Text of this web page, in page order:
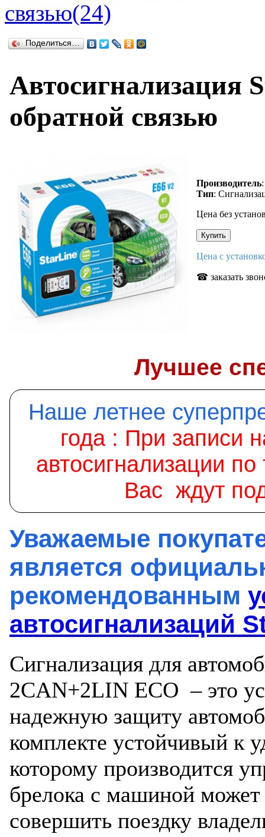
связью(24)
Поделиться…
Автосигнализация
обратной связью
Производитель
Тип:
Цена без
Цена с
☎ заказать
Лучшее
Наше летнее
года : При записи
автосигнализации
Вас ждут
Уважаемые
является
рекомендованным
автосигнализаций
Сигнализация для
2CAN+2LIN ECO – это
надежную защиту
комплекте устойчивый к
которому производится
брелока с машиной
совершить поездку